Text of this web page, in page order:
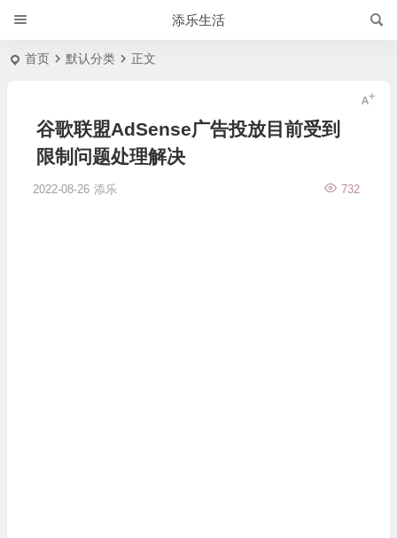
添乐生活
首页 默认分类 正文
谷歌联盟AdSense广告投放目前受到
限制问题处理解决
2022-08-26 添乐 732